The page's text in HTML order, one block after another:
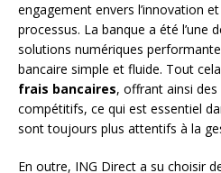
engagement envers l’innovation
processus. La banque a été l’une
solutions numériques
bancaire simple et fluide. Tout
frais bancaires, offrant ainsi
compétitifs, ce qui est essentiel
sont toujours plus attentifs à la
En outre, ING Direct a su choisir